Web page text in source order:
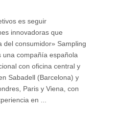
es seguir
innovadoras que
del consumidor» Sampling
una compañía española
con oficina central y
Sabadell (Barcelona) y
Paris y Viena, con
en ...